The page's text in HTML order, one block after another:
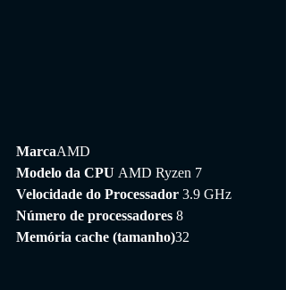
MarcaAMD
Modelo da CPU AMD Ryzen 7
Velocidade do Processador 3.9 GHz
Número de processadores 8
Memória cache (tamanho)32